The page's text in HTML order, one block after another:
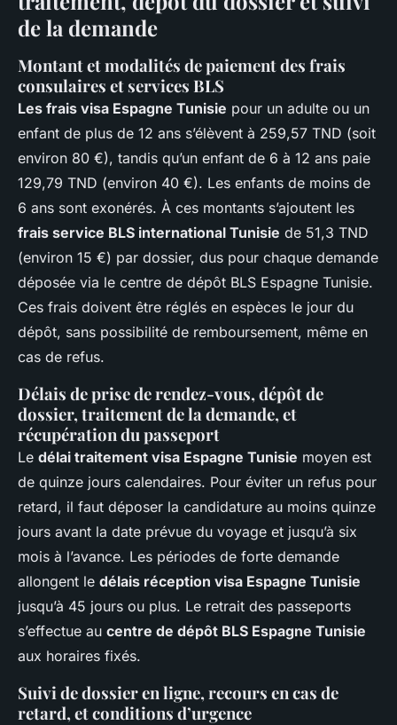
de la demande
Montant et modalités de paiement des frais
consulaires et services BLS
Les frais visa Espagne Tunisie pour un adulte ou un
enfant de plus de 12 ans s’élèvent à 259,57 TND (soit
environ 80 €), tandis qu’un enfant de 6 à 12 ans paie
129,79 TND (environ 40 €). Les enfants de moins de
6 ans sont exonérés. À ces montants s’ajoutent les
frais service BLS international Tunisie de 51,3 TND
(environ 15 €) par dossier, dus pour chaque demande
déposée via le centre de dépôt BLS Espagne Tunisie.
Ces frais doivent être réglés en espèces le jour du
dépôt, sans possibilité de remboursement, même en
cas de refus.
Délais de prise de rendez-vous, dépôt de
dossier, traitement de la demande, et
récupération du passeport
Le délai traitement visa Espagne Tunisie moyen est
de quinze jours calendaires. Pour éviter un refus pour
retard, il faut déposer la candidature au moins quinze
jours avant la date prévue du voyage et jusqu’à six
mois à l’avance. Les périodes de forte demande
allongent le délais réception visa Espagne Tunisie
jusqu’à 45 jours ou plus. Le retrait des passeports
s’effectue au centre de dépôt BLS Espagne Tunisie
aux horaires fixés.
Suivi de dossier en ligne, recours en cas de
retard, et conditions d’urgence